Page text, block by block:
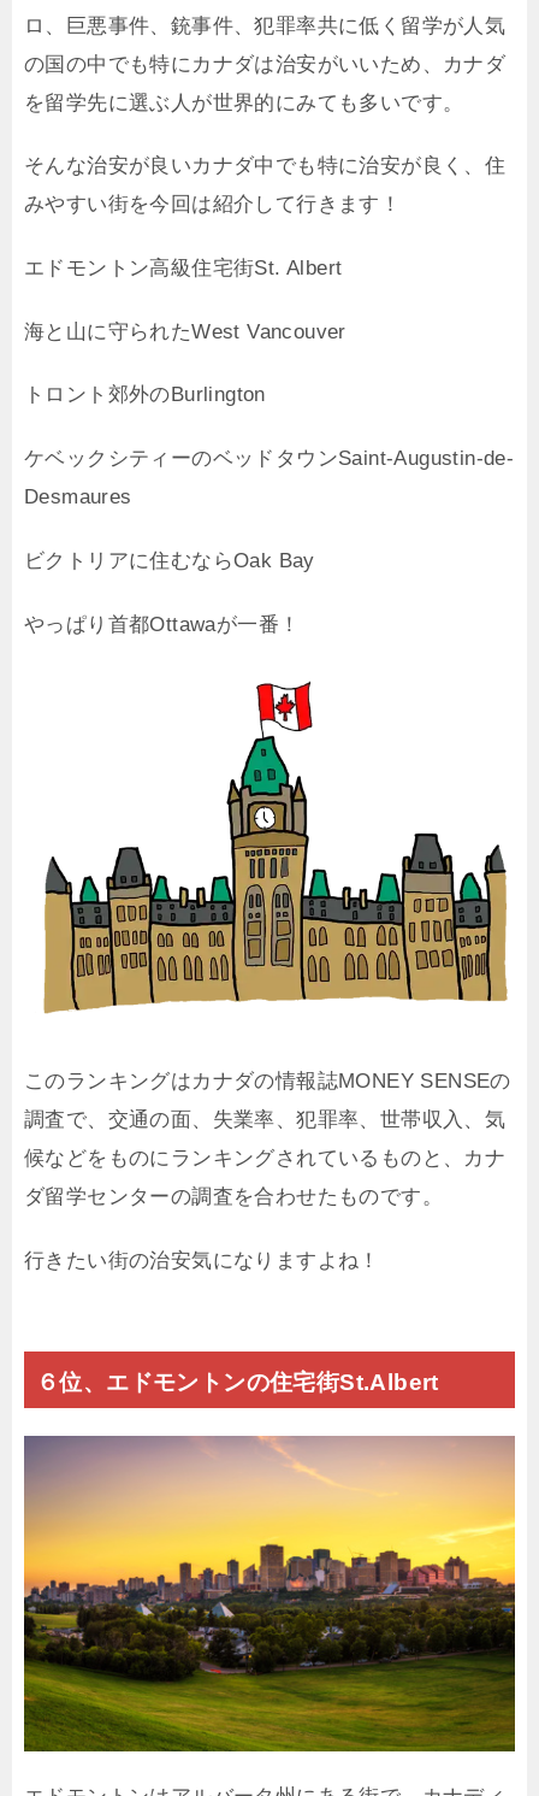
ロ、巨悪事件、銃事件、犯罪率共に低く留学が人気
の国の中でも特にカナダは治安がいいため、カナダ
を留学先に選ぶ人が世界的にみても多いです。
そんな治安が良いカナダ中でも特に治安が良く、住
みやすい街を今回は紹介して行きます！
エドモントン高級住宅街St. Albert
海と山に守られたWest Vancouver
トロント郊外のBurlington
ケベックシティーのベッドタウンSaint-Augustin-de-
Desmaures
ビクトリアに住むならOak Bay
やっぱり首都Ottawaが一番！
このランキングはカナダの情報誌MONEY SENSEの
調査で、交通の面、失業率、犯罪率、世帯収入、気
候などをものにランキングされているものと、カナ
ダ留学センターの調査を合わせたものです。
行きたい街の治安気になりますよね！
６位、エドモントンの住宅街St.Albert